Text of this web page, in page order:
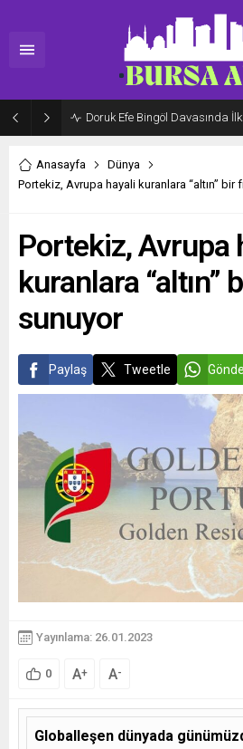
Anasayfa
Dünya
Portekiz, Avrupa hayali kuranlara “altın” bir
Portekiz, Avrupa
kuranlara “altın”
sunuyor
Paylaş Tweetle
Yayınlama: 26.01.2023
0 A+ A-
Globalleşen dünyada